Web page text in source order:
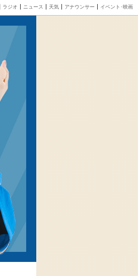
ラジオ ニュース 天気 アナウンサー イベント･映画